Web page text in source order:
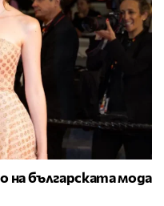
на българската мода